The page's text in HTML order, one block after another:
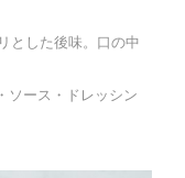
とした後味。口の中
ソース・ドレッシン